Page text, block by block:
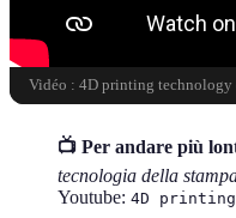
Vidéo : 4D printing technology
📺 Per andare più
tecnologia della
Youtube: 4D